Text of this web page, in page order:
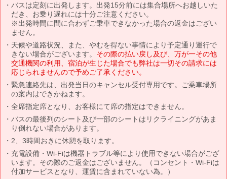
バスは定刻に出発します。出発15分前には集合場所へお越しいた
だき、お乗り遅れには十分ご注意ください。
※出発時間に間に合わずご乗車できなかった場合の返金はござい
ません。
天候や道路状況、また、やむを得ない事情により予定通り運行で
きない場合がございます。 その際の払い戻し及び、万が一その他
交通機関の利用、宿泊が生じた場合でも弊社は一切その請求には
応じられませんので予めご了承ください。
緊急連絡先は、出発当日のキャンセル受付専用です。ご乗車場所
の案内はできかねます。
全席指定席となり、お客様にて席の指定はできません。
バスの最後列のシート及び一部のシートはリクライニングがあま
り倒れない場合があります。
2、3時間おきに休憩を取ります。
充電設備・Wi-Fiは機器トラブル等により使用できない場合がござ
います。その際のご返金はございません。（コンセント・Wi-Fiは
付加サービスとなり、運賃に含まれていない為。）